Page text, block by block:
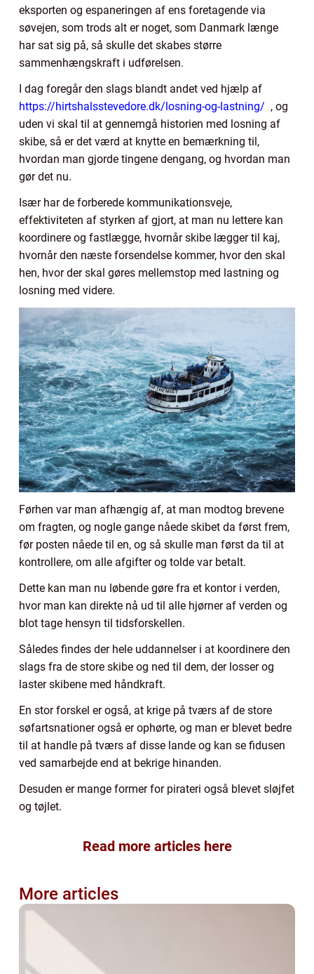
eksporten og espaneringen af ens foretagende via
søvejen, som trods alt er noget, som Danmark længe
har sat sig på, så skulle det skabes større
sammenhængskraft i udførelsen.
I dag foregår den slags blandt andet ved hjælp af
https://hirtshalsstevedore.dk/losning-og-lastning/ , og
uden vi skal til at gennemgå historien med losning af
skibe, så er det værd at knytte en bemærkning til,
hvordan man gjorde tingene dengang, og hvordan man
gør det nu.
Især har de forberede kommunikationsveje,
effektiviteten af styrken af gjort, at man nu lettere kan
koordinere og fastlægge, hvornår skibe lægger til kaj,
hvornår den næste forsendelse kommer, hvor den skal
hen, hvor der skal gøres mellemstop med lastning og
losning med videre.
Førhen var man afhængig af, at man modtog brevene
om fragten, og nogle gange nåede skibet da først frem,
før posten nåede til en, og så skulle man først da til at
kontrollere, om alle afgifter og tolde var betalt.
Dette kan man nu løbende gøre fra et kontor i verden,
hvor man kan direkte nå ud til alle hjørner af verden og
blot tage hensyn til tidsforskellen.
Således findes der hele uddannelser i at koordinere den
slags fra de store skibe og ned til dem, der losser og
laster skibene med håndkraft.
En stor forskel er også, at krige på tværs af de store
søfartsnationer også er ophørte, og man er blevet bedre
til at handle på tværs af disse lande og kan se fidusen
ved samarbejde end at bekrige hinanden.
Desuden er mange former for pirateri også blevet sløjfet
og tøjlet.
Read more articles here
More articles